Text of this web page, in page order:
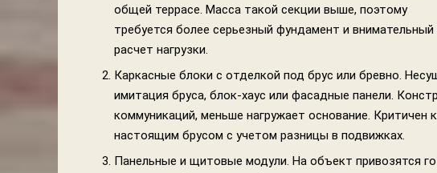
общей террасе. Масса такой секции выше, поэтому
требуется более серьезный фундамент и внимательный
расчет нагрузки.
Каркасные блоки с отделкой под брус или бревно.
имитация бруса, блок-хаус или фасадные панели.
коммуникаций, меньше нагружает основание. Критичен
настоящим брусом с учетом разницы в подвижках.
Панельные и щитовые модули. На объект привозятся